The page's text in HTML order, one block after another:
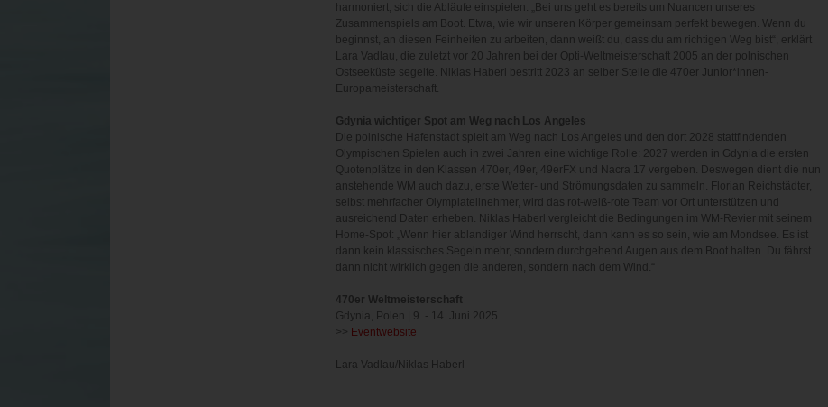
harmoniert, sich die Abläufe einspielen. „Bei uns geht es bereits um Nuancen unseres
Zusammenspiels am Boot. Etwa, wie wir unseren Körper gemeinsam perfekt bewegen. Wenn du
beginnst, an diesen Feinheiten zu arbeiten, dann weißt du, dass du am richtigen Weg bist“, erklärt
Lara Vadlau, die zuletzt vor 20 Jahren bei der Opti-Weltmeisterschaft 2005 an der polnischen
Ostseeküste segelte. Niklas Haberl bestritt 2023 an selber Stelle die 470er Junior*innen-
Europameisterschaft.
Gdynia wichtiger Spot am Weg nach Los Angeles
Die polnische Hafenstadt spielt am Weg nach Los Angeles und den dort 2028 stattfindenden
Olympischen Spielen auch in zwei Jahren eine wichtige Rolle: 2027 werden in Gdynia die ersten
Quotenplätze in den Klassen 470er, 49er, 49erFX und Nacra 17 vergeben. Deswegen dient die nun
anstehende WM auch dazu, erste Wetter- und Strömungsdaten zu sammeln. Florian Reichstädter,
selbst mehrfacher Olympiateilnehmer, wird das rot-weiß-rote Team vor Ort unterstützen und
ausreichend Daten erheben. Niklas Haberl vergleicht die Bedingungen im WM-Revier mit seinem
Home-Spot: „Wenn hier ablandiger Wind herrscht, dann kann es so sein, wie am Mondsee. Es ist
dann kein klassisches Segeln mehr, sondern durchgehend Augen aus dem Boot halten. Du fährst
dann nicht wirklich gegen die anderen, sondern nach dem Wind.“
470er Weltmeisterschaft
Gdynia, Polen | 9. - 14. Juni 2025
>> Eventwebsite
Lara Vadlau/Niklas Haberl